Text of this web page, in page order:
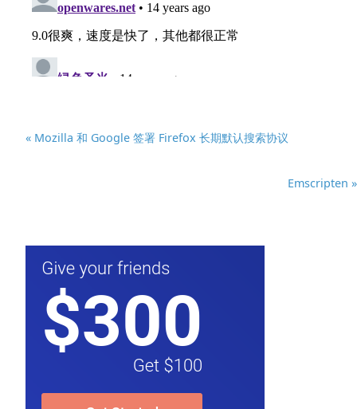
« Mozilla 和 Google 签署 Firefox 长期默认搜索协议
Emscripten »